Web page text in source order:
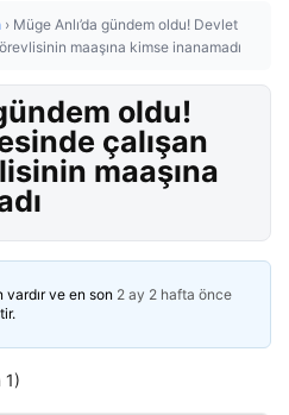
› Müge Anlı’da gündem oldu! Devlet
maaşına kimse inanamadı
oldu!
çalışan
maaşına
ve en son 2 ay 2 hafta önce
1)